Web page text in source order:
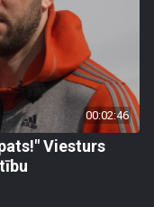
00:02:46
Viesturs